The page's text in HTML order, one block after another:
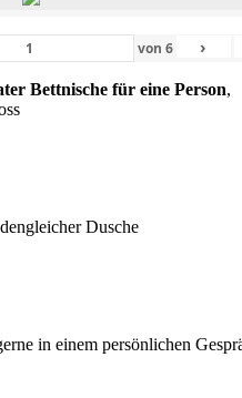
von 6 ›
Bettnische für eine Person,
Dusche
in einem persönlichen